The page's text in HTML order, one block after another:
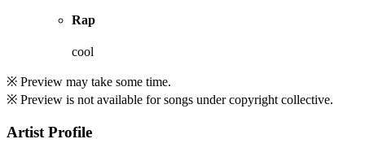
Rap
cool
※ Preview may take some time.
※ Preview is not available for songs under copyright collective.
Artist Profile